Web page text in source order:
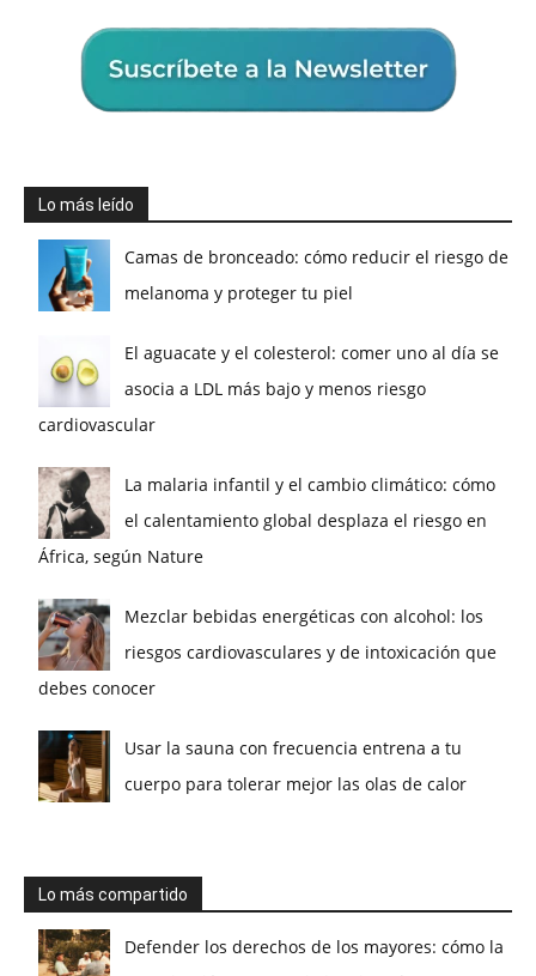
Lo más leído
Camas de bronceado: cómo reducir el riesgo de
melanoma y proteger tu piel
El aguacate y el colesterol: comer uno al día se
asocia a LDL más bajo y menos riesgo
cardiovascular
La malaria infantil y el cambio climático: cómo
el calentamiento global desplaza el riesgo en
África, según Nature
Mezclar bebidas energéticas con alcohol: los
riesgos cardiovasculares y de intoxicación que
debes conocer
Usar la sauna con frecuencia entrena a tu
cuerpo para tolerar mejor las olas de calor
Lo más compartido
Defender los derechos de los mayores: cómo la